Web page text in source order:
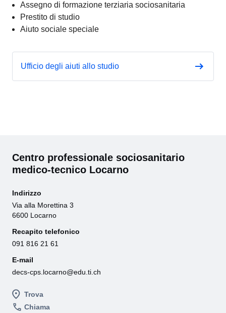
Assegno di formazione terziaria sociosanitaria
Prestito di studio
Aiuto sociale speciale
Ufficio degli aiuti allo studio
Centro professionale sociosanitario
medico-tecnico Locarno
Trova
Chiama
Indirizzo
Via alla Morettina 3
6600 Locarno
Recapito telefonico
091 816 21 61
E-mail
decs-cps.locarno@edu.ti.ch